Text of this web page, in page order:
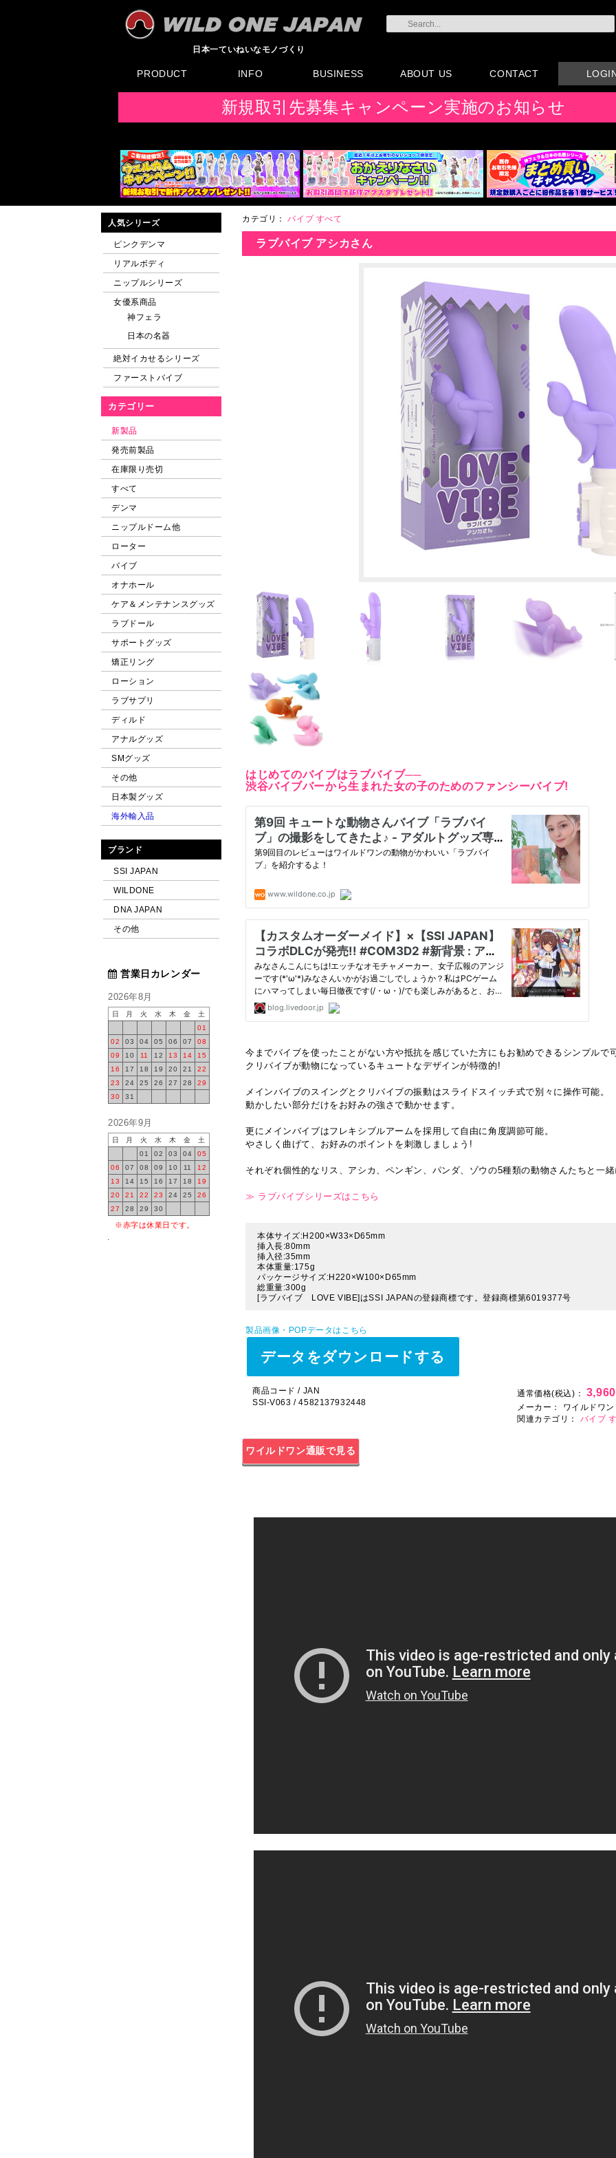
日本一ていねいなモノづくり
PRODUCT INFO
製品情報
お知らせ
イベント・展示会
メディア掲載
BUSINESS
会員登録
注文方法・卸売りにつ
いて
FAX注文書
カタログ
販促物配布
代理店契約について
ABOUT US
取り扱い店リスト
CONTACT
お問い合わせ
付属品販売(一般のお
客様向け)
アイディア募集
新規取引先募集キャンペーン実施のお知らせ
人気シリーズ
ピンクデンマ
リアルボディ
ニップルシリーズ
女優系商品
神フェラ
日本の名器
絶対イカせるシリーズ
ファーストバイブ
カテゴリー
新製品
発売前製品
在庫限り売切
すべて
デンマ
ニップルドーム他
ローター
バイブ
オナホール
ケア＆メンテナンスグッズ
ラブドール
サポートグッズ
矯正リング
ローション
ラブサプリ
ディルド
アナルグッズ
SMグッズ
その他
日本製グッズ
海外輸入品
ブランド
SSI JAPAN
WILDONE
DNA JAPAN
その他
営業日カレンダー
2026年8月
日 月 火 水 木 金
土
01
02
03 04 05 06 07
08
09
10 11 12 13 14
15
16
17 18 19 20 21
22
23
24 25 26 27 28
29
30
31
2026年9月
日 月 火 水 木 金
土
01
02 03 04
05
06
07 08 09 10 11
12
13
14 15 16 17 18
19
20
21 22 23 24 25
26
27
28 29 30
※赤字は休業日です。
カテゴリ：バイブ すべて
ラブバイブ アシカさん
はじめてのバイブはラブバイブ──
渋谷バイブバーから生まれた女の子のためのファンシーバイブ!
今までバイブを使ったことがない方や抵抗を感じていた方にもお勧めできるシンプルで
クリバイブが動物になっているキュートなデザインが特徴的!
メインバイブのスイングとクリバイブの振動はスライドスイッチ式で別々に操作可能。
動かしたい部分だけをお好みの強さで動かせます。
更にメインバイブはフレキシブルアームを採用して自由に角度調節可能。
やさしく曲げて、お好みのポイントを刺激しましょう!
それぞれ個性的なリス、アシカ、ペンギン、パンダ、ゾウの5種類の動物さんたちと一
≫ ラブバイブシリーズはこちら
本体サイズ:H200×W33×D65mm
挿入長:80mm
挿入径:35mm
本体重量:175g
パッケージサイズ:H220×W100×D65mm
総重量:300g
[ラブバイブ LOVE VIBE]はSSI JAPANの登録商標です。登録商標第6019377号
製品画像・POPデータはこちら
データをダウンロードする
商品コード / JAN
SSI-V063 / 4582137932448
通常価格(税込)： 3,960
メーカー：
ワイルドワン
関連カテゴリ： バイブ
ワイルドワン通販で見る